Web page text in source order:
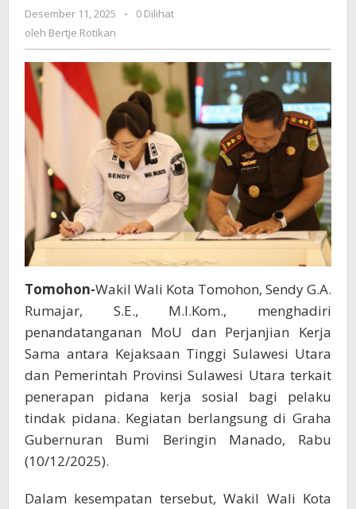
Resmi
Kerja
dengan
Kejari
Desember 11, 2025
oleh
-
0 Dilihat
oleh Bertje Rotikan
Tomohon-Wakil Wali Kota Tomohon, Sendy G.A.
Rumajar, S.E., M.I.Kom., menghadiri
penandatanganan MoU dan Perjanjian Kerja
Sama antara Kejaksaan Tinggi Sulawesi Utara
dan Pemerintah Provinsi Sulawesi Utara terkait
penerapan pidana kerja sosial bagi pelaku
tindak pidana. Kegiatan berlangsung di Graha
Gubernuran Bumi Beringin Manado, Rabu
(10/12/2025).
Dalam kesempatan tersebut, Wakil Wali Kota